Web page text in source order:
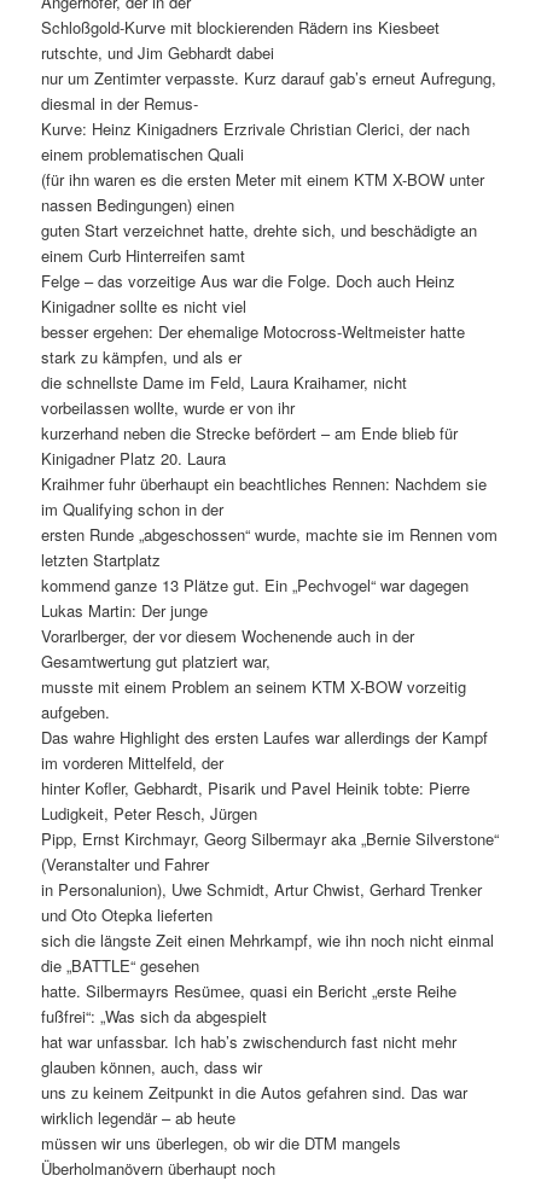
Schloßgold-Kurve mit blockierenden Rädern ins Kiesbeet
rutschte, und Jim Gebhardt dabei
nur um Zentimter verpasste. Kurz darauf gab’s erneut Aufregung,
diesmal in der Remus-
Kurve: Heinz Kinigadners Erzrivale Christian Clerici, der nach
einem problematischen Quali
(für ihn waren es die ersten Meter mit einem KTM X-BOW unter
nassen Bedingungen) einen
guten Start verzeichnet hatte, drehte sich, und beschädigte an
einem Curb Hinterreifen samt
Felge – das vorzeitige Aus war die Folge. Doch auch Heinz
Kinigadner sollte es nicht viel
besser ergehen: Der ehemalige Motocross-Weltmeister hatte
stark zu kämpfen, und als er
die schnellste Dame im Feld, Laura Kraihamer, nicht
vorbeilassen wollte, wurde er von ihr
kurzerhand neben die Strecke befördert – am Ende blieb für
Kinigadner Platz 20. Laura
Kraihmer fuhr überhaupt ein beachtliches Rennen: Nachdem sie
im Qualifying schon in der
ersten Runde „abgeschossen“ wurde, machte sie im Rennen vom
letzten Startplatz
kommend ganze 13 Plätze gut. Ein „Pechvogel“ war dagegen
Lukas Martin: Der junge
Vorarlberger, der vor diesem Wochenende auch in der
Gesamtwertung gut platziert war,
musste mit einem Problem an seinem KTM X-BOW vorzeitig
aufgeben.
Das wahre Highlight des ersten Laufes war allerdings der Kampf
im vorderen Mittelfeld, der
hinter Kofler, Gebhardt, Pisarik und Pavel Heinik tobte: Pierre
Ludigkeit, Peter Resch, Jürgen
Pipp, Ernst Kirchmayr, Georg Silbermayr aka „Bernie Silverstone“
(Veranstalter und Fahrer
in Personalunion), Uwe Schmidt, Artur Chwist, Gerhard Trenker
und Oto Otepka lieferten
sich die längste Zeit einen Mehrkampf, wie ihn noch nicht einmal
die „BATTLE“ gesehen
hatte. Silbermayrs Resümee, quasi ein Bericht „erste Reihe
fußfrei“: „Was sich da abgespielt
hat war unfassbar. Ich hab’s zwischendurch fast nicht mehr
glauben können, auch, dass wir
uns zu keinem Zeitpunkt in die Autos gefahren sind. Das war
wirklich legendär – ab heute
müssen wir uns überlegen, ob wir die DTM mangels
Überholmanövern überhaupt noch